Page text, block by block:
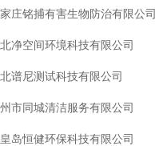
庄铭捕有害生物防治有限公司
净空间环境科技有限公司
谱尼测试科技有限公司
市同城清洁服务有限公司
岛恒健环保科技有限公司